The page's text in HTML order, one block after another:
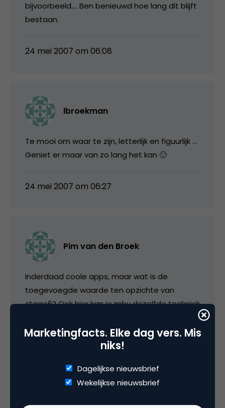
bijvoorbeeld…. Ben benieuwd hoe lang dit blijft
bestaan.
24 mei 2007 om 06:08
lbroekman
Te mooi om waar te zijn, letterlijk en figuurlijk …
Geniet er maar van zo lang het kan 🙂
24 mei 2007 om 06:27
Pim van den Broek
Inderdaad coole apps, maar wat is de
toegevoegde waarde ten opzichte van
stage6? Ook hier kan je mbv dezelfde technick
24 mei 2007 om 06:35
Marketingfacts. Elke dag vers. Mis
niks!
Dagelijkse nieuwsbrief
Wekelijkse nieuwsbrief